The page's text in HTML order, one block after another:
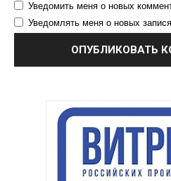
Уведомить меня о новых
Уведомлять меня о новых